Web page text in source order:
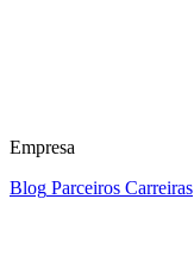
Empresa
Blog Parceiros Carreiras